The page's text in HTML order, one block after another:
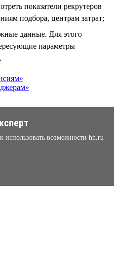
показатели рекрутеров
подбора, центрам затрат;
данные. Для этого
параметры
использовать возможности hh.ru